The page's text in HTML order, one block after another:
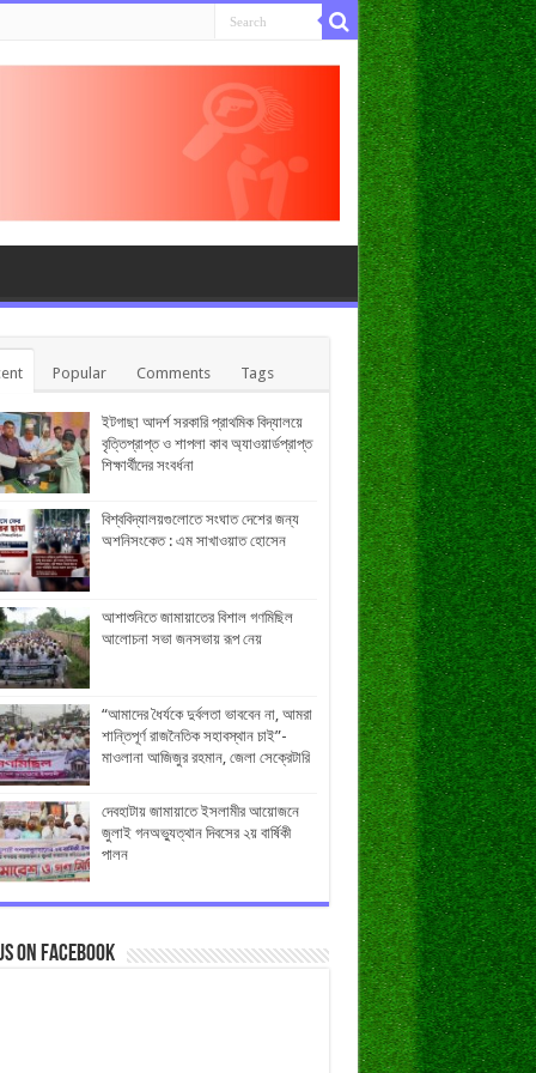
Popular Comments Tags
ইটগাছা আদর্শ সরকারি প্রাথমিক বিদ্যালয়ে
বৃত্তিপ্রাপ্ত ও শাপলা কাব অ্যাওয়ার্ডপ্রাপ্ত
শিক্ষার্থীদের সংবর্ধনা
বিশ্ববিদ্যালয়গুলোতে সংঘাত দেশের জন্য
অশনিসংকেত : এম সাখাওয়াত হোসেন
আশাশুনিতে জামায়াতের বিশাল গণমিছিল
আলোচনা সভা জনসভায় রূপ নেয়
“আমাদের ধৈর্যকে দুর্বলতা ভাববেন না, আমরা
শান্তিপূর্ণ রাজনৈতিক সহাবস্থান চাই”-
মাওলানা আজিজুর রহমান, জেলা সেক্রেটারি
দেবহাটায় জামায়াতে ইসলামীর আয়োজনে
জুলাই গনঅভ্যুত্থান দিবসের ২য় বার্ষিকী
পালন
on Facebook